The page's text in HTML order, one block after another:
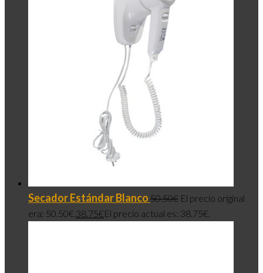
Secador Estándar Blanco 50.50€ El precio original
era: 50.50€. 38.75€El precio actual es: 38.75€.